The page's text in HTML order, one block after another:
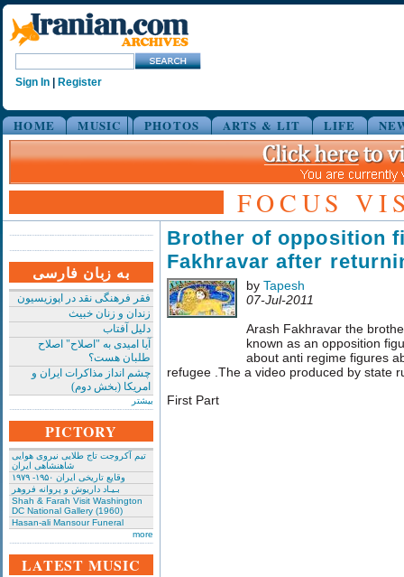
Sign In Register
HOME MUSIC PHOTOS ARTS & LIT LIFE
FOCUS
به زبان فارسی
فقر فرهنگی نقد در اپوزیسیون
زندان و زنان خبیث
دلیل آفتاب
آیا امیدی به "اصلاح" اصلاح
طلبان هست؟
چشم انداز مذاکرات ایران و
امریکا (بخش دوم)
بیشتر
PICTORY
تیم آکروجت تاج طلایی نیروی هوایی
شاهنشاهی ایران
وقایع تاریخی‌ ایران ۱۹۵۰- ۱۹۷۹
بـیـاد داریوش و پروانه فروهر
Shah & Farah Visit Washington
DC National Gallery (1960)
Hasan-ali Mansour Funeral
more
LATEST MUSIC
Brother of opposition
Fakhravar after
by Tapesh
07-Jul-2011
Arash Fakhravar the
known as an opposition
about anti regime figures
refugee .The a video produced by state
First Part